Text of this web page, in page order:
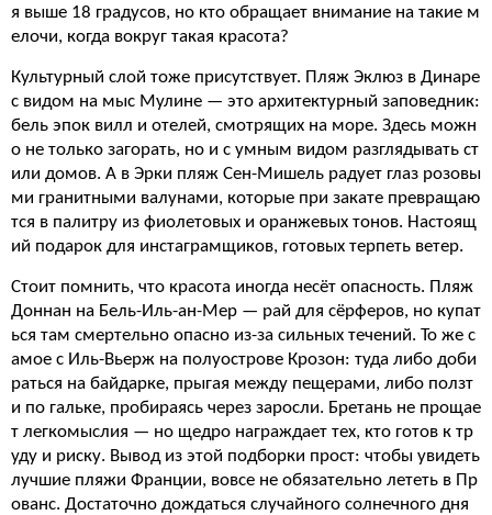
я выше 18 градусов, но кто обращает внимание на такие м
елочи, когда вокруг такая красота?
Культурный слой тоже присутствует. Пляж Эклюз в Динаре
с видом на мыс Мулине — это архитектурный заповедник:
бель эпок вилл и отелей, смотрящих на море. Здесь можн
о не только загорать, но и с умным видом разглядывать ст
или домов. А в Эрки пляж Сен-Мишель радует глаз розовы
ми гранитными валунами, которые при закате превращаю
тся в палитру из фиолетовых и оранжевых тонов. Настоящ
ий подарок для инстаграмщиков, готовых терпеть ветер.
Стоит помнить, что красота иногда несёт опасность. Пляж
Доннан на Бель-Иль-ан-Мер — рай для сёрферов, но купат
ься там смертельно опасно из-за сильных течений. То же с
амое с Иль-Вьерж на полуострове Крозон: туда либо доби
раться на байдарке, прыгая между пещерами, либо ползт
и по гальке, пробираясь через заросли. Бретань не прощае
т легкомыслия — но щедро награждает тех, кто готов к тр
уду и риску. Вывод из этой подборки прост: чтобы увидеть
лучшие пляжи Франции, вовсе не обязательно лететь в Пр
ованс. Достаточно дождаться случайного солнечного дня